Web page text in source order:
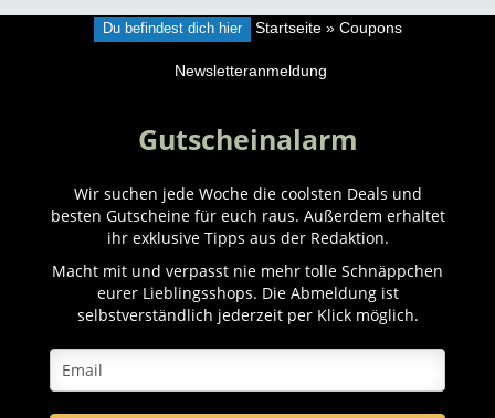
Du befindest dich hier Startseite» Coupons
Newsletteranmeldung
Gutscheinalarm
Wir suchen jede Woche die coolsten Deals und
besten Gutscheine für euch raus. Außerdem erhaltet
ihr exklusive Tipps aus der Redaktion.
Macht mit und verpasst nie mehr tolle Schnäppchen
eurer Lieblingsshops. Die Abmeldung ist
selbstverständlich jederzeit per Klick möglich.